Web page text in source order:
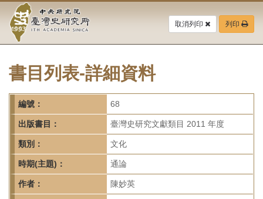
要
中
央
研
究
院-
臺
灣
史
取消列印 列印
書目列表-詳細資料
編號： 68
出版書目： 臺灣史研究文獻類目 2011 年度
類別： 文化
時期(主題)： 通論
作者： 陳妙英